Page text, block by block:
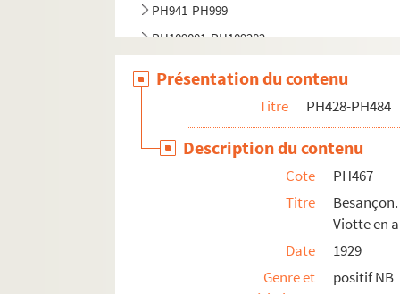
PH941-PH999
PH109001-PH109282
PH109574-PH109751
PH110772-PH110785 - L'Institut allemand en
Présentation du contenu
Titre PH428-PH484
Description du contenu
Cote
PH467
Titre
Viotte en
Date
1929
Genre et
positif NB